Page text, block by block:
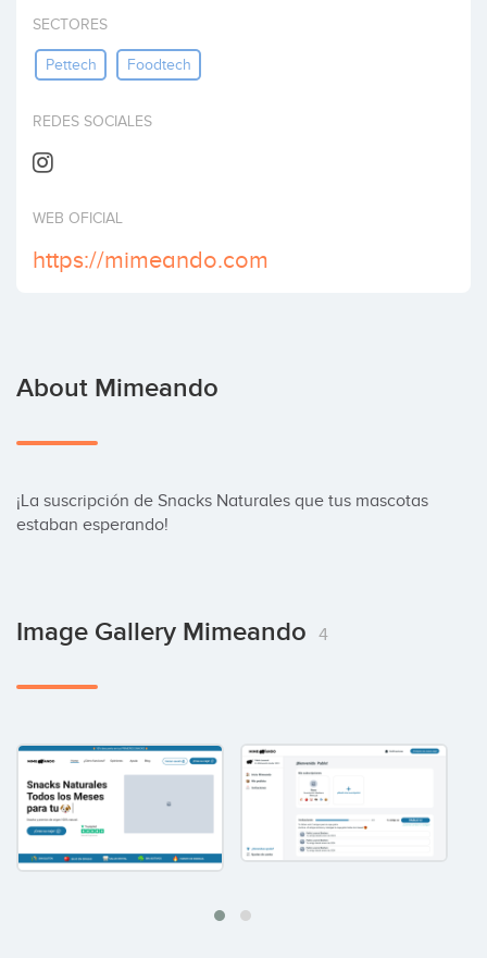
Invest
SECTORES
Pettech Foodtech
REDES SOCIALES
WEB OFICIAL
https://mimeando.com
About Mimeando
¡La suscripción de Snacks Naturales que tus mascotas
estaban esperando!
Image Gallery Mimeando 4